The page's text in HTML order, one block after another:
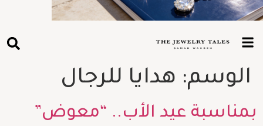
الوسم: هدايا للرجال
بمناسبة عيد الأب.. “معوض”